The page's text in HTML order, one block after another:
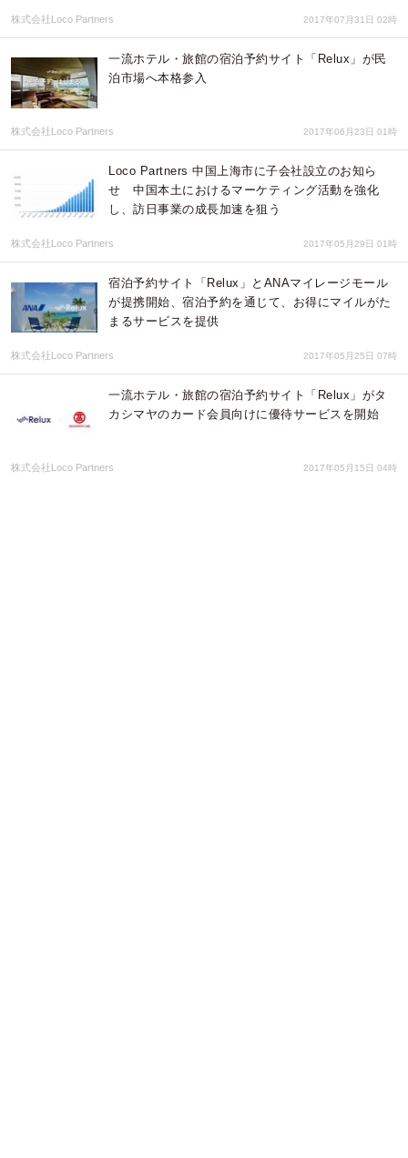
株式会社Loco Partners 2017年07月31日 02時
一流ホテル・旅館の宿泊予約サイト「Relux」が民
泊市場へ本格参入
株式会社Loco Partners 2017年06月23日 01時
Loco Partners 中国上海市に子会社設立のお知ら
せ 中国本土におけるマーケティング活動を強化
し、訪日事業の成長加速を狙う
株式会社Loco Partners 2017年05月29日 01時
宿泊予約サイト「Relux」とANAマイレージモール
が提携開始、宿泊予約を通じて、お得にマイルがた
まるサービスを提供
株式会社Loco Partners 2017年05月25日 07時
一流ホテル・旅館の宿泊予約サイト「Relux」がタ
カシマヤのカード会員向けに優待サービスを開始
株式会社Loco Partners 2017年05月15日 04時